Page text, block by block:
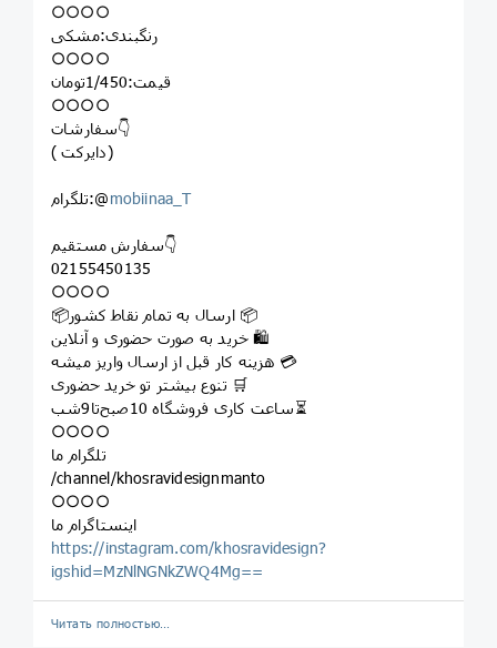
○○○○
رنگبندی:مشکی
○○○○
قیمت:1/450تومان
○○○○
سفارشات👇
( دایرکت)
تلگرام:@mobiinaa_T
سفارش مستقیم👇
02155450135
○○○○
📦ارسال به تمام نقاط کشور 📦
خرید به صورت حضوری و آنلاین 🛍
هزینه کار قبل از ارسال واریز میشه 💳
تنوع بیشتر تو خرید حضوری 🛒
ساعت کاری فروشگاه 10صبح‌تا9شب⏳
○○○○
تلگرام ما
/channel/khosravidesignmanto
○○○○
اینستاگرام ما
https://instagram.com/khosravidesign?
igshid=MzNlNGNkZWQ4Mg==
Читать полностью…